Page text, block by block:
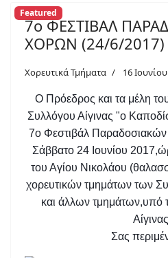
Featured
7ο ΦΕΣΤΙΒΑΛ
ΧΟΡΩΝ (24/6/2017)
Χορευτικά Τμήματα 16
Ο Πρόεδρος και τα μέλη
Συλλόγου Αίγινας "ο
7ο Φεστιβάλ
Σάββατο 24 Ιουνίου
του Αγίου Νικολάου
χορευτικών τμημάτων των
και άλλων τμημάτων,υπό
Σας